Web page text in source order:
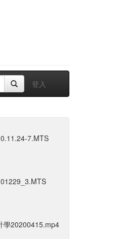
登入
7.MTS
學20200415.mp4